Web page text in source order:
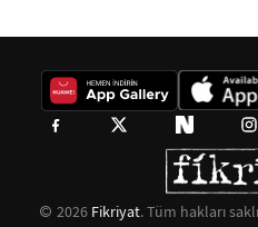
2026 Fikriyat. Tüm hakları